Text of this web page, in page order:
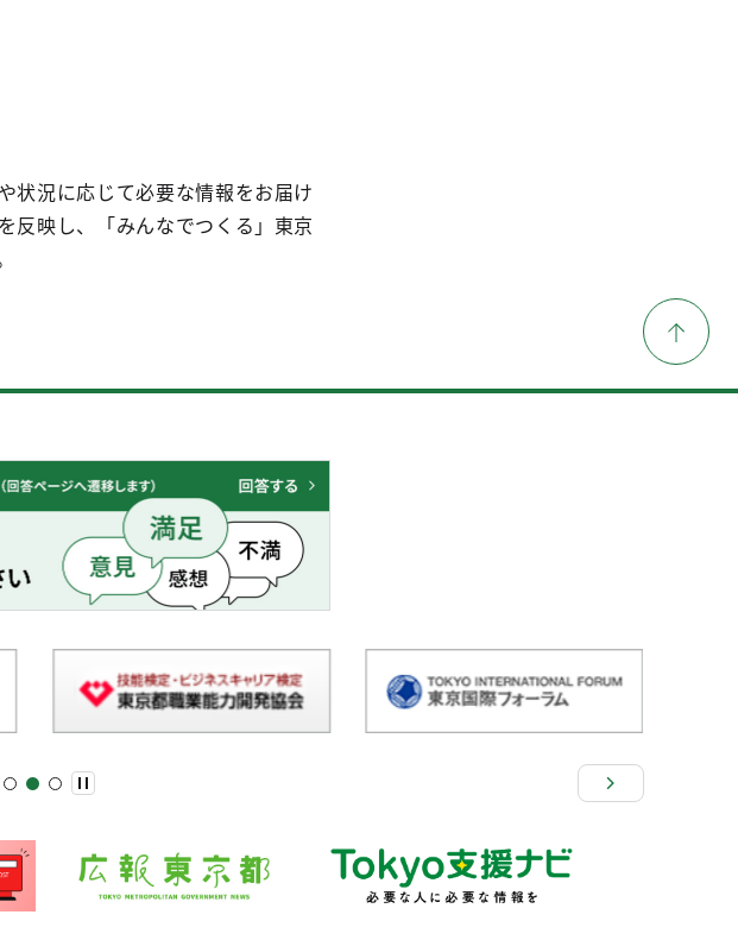
状況に応じて必要な情報をお届け
反映し、「みんなでつくる」東京